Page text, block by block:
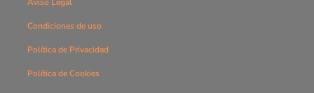
Condiciones de uso
Política de Privacidad
Política de Cookies